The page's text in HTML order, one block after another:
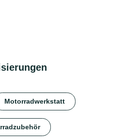
Motorradwerkstatt